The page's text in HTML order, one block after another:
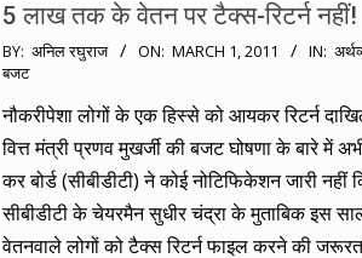
5 लाख तक के वेतन पर टैक्स-रिटर्न नहीं!
2011-
03-
01
BY: अनिल रघुराज ON: MARCH 1, 2011 IN:
बजट
नौकरीपेशा लोगों के एक हिस्से को आयकर रिटर्न
वित्त मंत्री प्रणव मुखर्जी की बजट घोषणा के बारे में
कर बोर्ड (सीबीडीटी) ने कोई नोटिफिकेशन जारी
सीबीडीटी के चेयरमैन सुधीर चंद्रा के मुताबिक इस
वेतनवाले लोगों को टैक्स रिटर्न फाइल करने की जरूरत